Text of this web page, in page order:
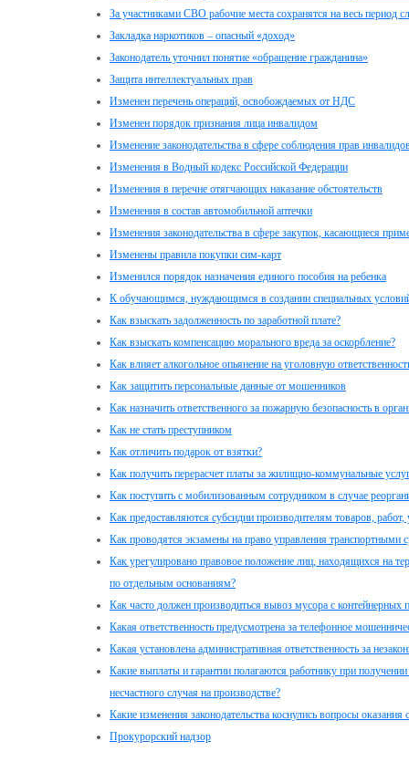
За участниками СВО рабочие места сохранятся на весь период
Закладка наркотиков – опасный «доход»
Законодатель уточнил понятие «обращение гражданина»
Защита интеллектуальных прав
Изменен перечень операций, освобождаемых от НДС
Изменен порядок признания лица инвалидом
Изменение законодательства в сфере соблюдения прав
Изменения в Водный кодекс Российской Федерации
Изменения в перечне отягчающих наказание обстоятельств
Изменения в состав автомобильной аптечки
Изменения законодательства в сфере закупок, касающиеся
Изменены правила покупки сим-карт
Изменился порядок назначения единого пособия на ребенка
К обучающимся, нуждающимся в создании специальных
Как взыскать задолженность по заработной плате?
Как взыскать компенсацию морального вреда за оскорбление?
Как влияет алкогольное опьянение на уголовную
Как защитить персональные данные от мошенников
Как назначить ответственного за пожарную безопасность в
Как не стать преступником
Как отличить подарок от взятки?
Как получить перерасчет платы за жилищно-коммунальные
Как поступить с мобилизованным сотрудником в случае
Как предоставляются субсидии производителям товаров, работ,
Как проводятся экзамены на право управления транспортными
Как урегулировано правовое положение лиц, находящихся на
по отдельным основаниям?
Как часто должен производиться вывоз мусора с контейнерных
Какая ответственность предусмотрена за телефонное
Какая установлена административная ответственность за
Какие выплаты и гарантии полагаются работнику при
несчастного случая на производстве?
Какие изменения законодательства коснулись вопросы
Прокурорский надзор